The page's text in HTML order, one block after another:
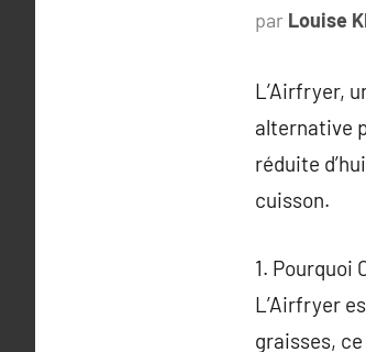
par Louise
L’Airfryer,
alternative
réduite
cuisson.
1. Pourquoi
L’Airfryer
graisses,